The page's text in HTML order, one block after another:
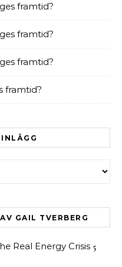
framtid?
framtid?
framtid?
framtid?
GAIL TVERBERG
Real Energy Crisis 5